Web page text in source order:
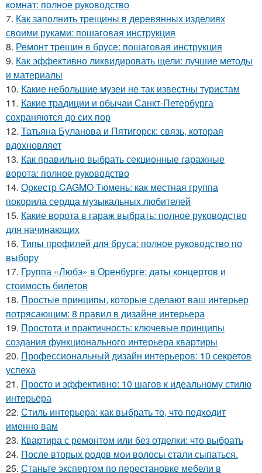
комнат: полное руководство
7. Как заполнить трещины в деревянных изделиях
своими руками: пошаговая инструкция
8. Ремонт трещин в брусе: пошаговая инструкция
9. Как эффективно ликвидировать щели: лучшие методы
и материалы
10. Какие небольшие музеи не так известны туристам
11. Какие традиции и обычаи Санкт-Петербурга
сохраняются до сих пор
12. Татьяна Буланова и Пятигорск: связь, которая
вдохновляет
13. Как правильно выбрать секционные гаражные
ворота: полное руководство
14. Оркестр CAGMO Тюмень: как местная группа
покорила сердца музыкальных любителей
15. Какие ворота в гараж выбрать: полное руководство
для начинающих
16. Типы профилей для бруса: полное руководство по
выбору
17. Группа «Любэ» в Оренбурге: даты концертов и
стоимость билетов
18. Простые принципы, которые сделают ваш интерьер
потрясающим: 8 правил в дизайне интерьера
19. Простота и практичность: ключевые принципы
создания функционального интерьера квартиры
20. Профессиональный дизайн интерьеров: 10 секретов
успеха
21. Просто и эффективно: 10 шагов к идеальному стилю
интерьера
22. Стиль интерьера: как выбрать то, что подходит
именно вам
23. Квартира с ремонтом или без отделки: что выбрать
24. После вторых родов мои волосы стали сыпаться.
25. Станьте экспертом по перестановке мебели в